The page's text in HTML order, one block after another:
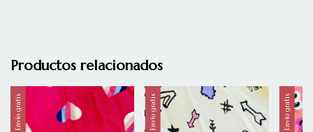
Productos relacionados
Envío gratis Envío gratis Envío gratis